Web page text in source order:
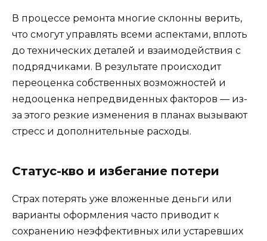
В процессе ремонта многие склонны верить,
что смогут управлять всеми аспектами, вплоть
до технических деталей и взаимодействия с
подрядчиками. В результате происходит
переоценка собственных возможностей и
недооценка непредвиденных факторов — из-
за этого резкие изменения в планах вызывают
стресс и дополнительные расходы.
Статус-кво и избегание потери
Страх потерять уже вложенные деньги или
варианты оформления часто приводит к
сохранению неэффективных или устаревших